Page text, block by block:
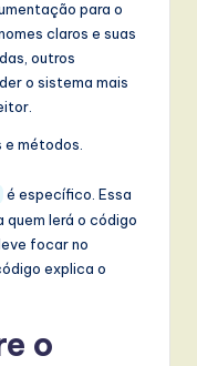
para o
claros e suas
outros
o sistema mais
métodos.
é específico. Essa
quem lerá o código
focar no
explica o
o